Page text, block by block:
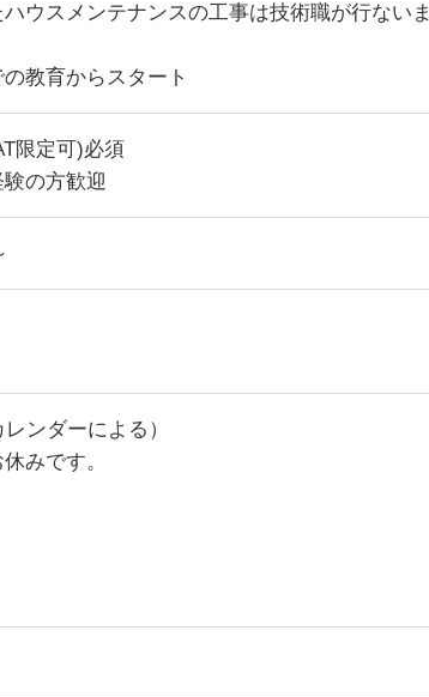
ウスメンテナンスの工事は技術職が行ない
教育からスタート
限定可)必須
の方歓迎
ンダーによる）
みです。